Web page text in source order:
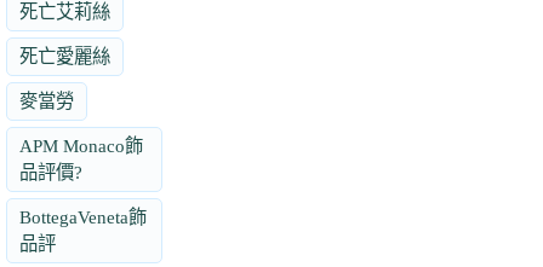
死亡艾莉絲
死亡愛麗絲
麥當勞
APM Monaco飾
品評價?
BottegaVeneta飾
品評